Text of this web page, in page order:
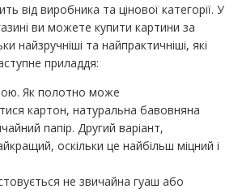
від виробника та цінової категорії. У
ви можете купити картини за
найзручніші та найпрактичніші, які
приладдя:
Як полотно може
картон, натуральна бавовняна
папір. Другий варіант,
оскільки це найбільш міцний і
не звичайна гуаш або